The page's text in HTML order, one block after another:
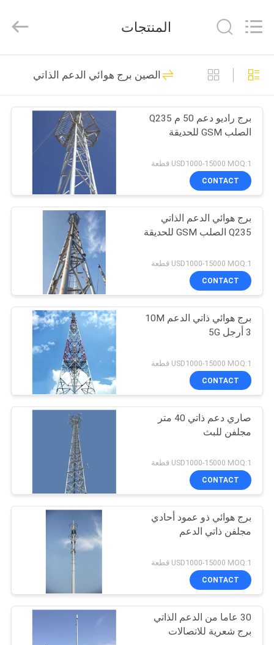
مسكن
منتجات
معلومات
جولة
مراقبة
الجودة
اتصل
أخبار
اطلب
اقتباس
خريطة
الموقع
PRIVACY
POLICY
Structure
Rights
برج زاوية الصلب
50
برج أنبوبي الصلب
33
برج أحادي الصلب
56
برج جويد سلك
70
3 برج أرجل
22
المنتجات
الصين برج هوائي الدعم الذاتي
برج راديو دعم 50 م Q235
الصلب GSM للحديقة
USD1000-15000 MOQ:1 قطعة
CONTACT
برج هوائي الدعم الذاتي
Q235 الصلب GSM للحديقة
USD1000-15000 MOQ:1 قطعة
CONTACT
برج هوائي ذاتي الدعم 10M
3 أرجل 5G
USD1000-15000 MOQ:1 قطعة
CONTACT
صاري دعم ذاتي 40 متر
مجلفن للبث
USD1000-15000 MOQ:1 قطعة
CONTACT
برج هوائي ذو عمود أحادي
مجلفن ذاتي الدعم
USD1000-15000 MOQ:1 قطعة
CONTACT
30 عاما من الدعم الذاتي
برج شعرية للاتصالات